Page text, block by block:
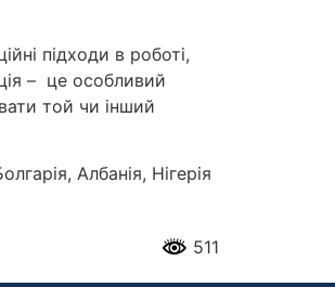
підходи в роботі,
– це особливий
той чи інший
Албанія, Нігерія
511